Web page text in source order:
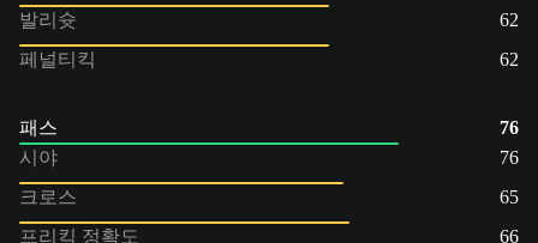
발리슛
62
페널티킥
62
패스
76
시야
76
크로스
65
프리킥 정확도
66